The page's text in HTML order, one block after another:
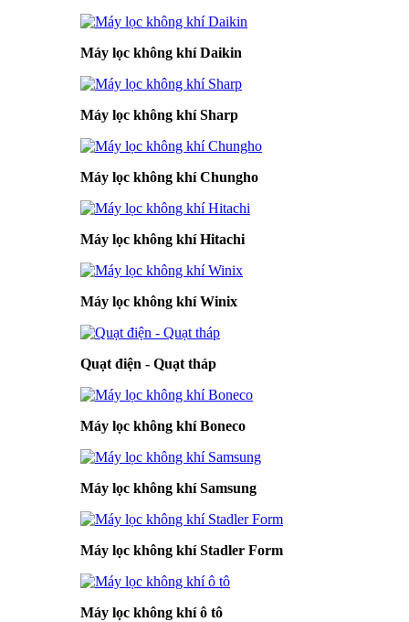
Máy lọc không khí Daikin
Máy lọc không khí Sharp
Máy lọc không khí Chungho
Máy lọc không khí Hitachi
Máy lọc không khí Winix
Quạt điện - Quạt tháp
Máy lọc không khí Boneco
Máy lọc không khí Samsung
Máy lọc không khí Stadler Form
Máy lọc không khí ô tô